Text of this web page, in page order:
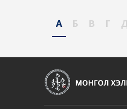
А Б В Г